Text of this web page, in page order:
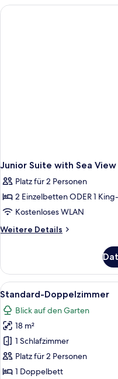
Junior Suite with Sea View
Platz für 2 Personen
2 Einzelbetten ODER 1
Kostenloses WLAN
Weitere Details
Weitere
Suite
with
Sea
Alle
Fotos
für
Standard-
Doppelzimmer
anzeigen
5
Standard-Doppelzimmer
Blick auf den Garten
18 m²
1 Schlafzimmer
Platz für 2 Personen
1 Doppelbett